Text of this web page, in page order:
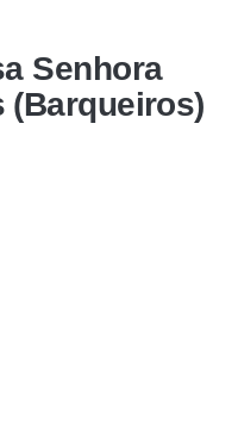
Senhora
(Barqueiros)